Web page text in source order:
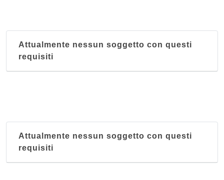
Attualmente nessun soggetto con questi
requisiti
Attualmente nessun soggetto con questi
requisiti